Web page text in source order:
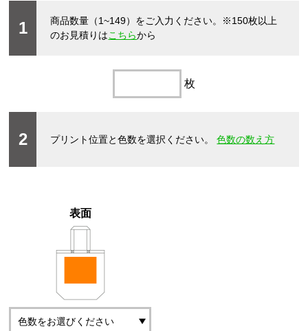
1 商品数量（1~149）をご入力ください。 ※150枚以上
のお見積りはこちらから
枚
2 プリント位置と色数を選択ください。色数の数え方
表面